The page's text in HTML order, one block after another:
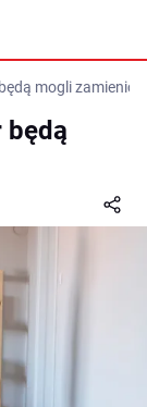
mogli zamienić
będą